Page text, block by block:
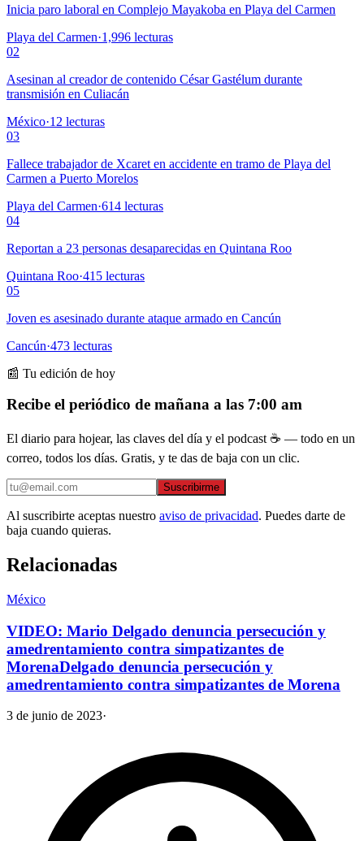
Inicia paro laboral en Complejo Mayakoba en Playa del Carmen
Playa del Carmen·1,996 lecturas
02
Asesinan al creador de contenido César Gastélum durante
transmisión en Culiacán
México·12 lecturas
03
Fallece trabajador de Xcaret en accidente en tramo de Playa del
Carmen a Puerto Morelos
Playa del Carmen·614 lecturas
04
Reportan a 23 personas desaparecidas en Quintana Roo
Quintana Roo·415 lecturas
05
Joven es asesinado durante ataque armado en Cancún
Cancún·473 lecturas
📰 Tu edición de hoy
Recibe el periódico de mañana a las 7:00 am
El diario para hojear, las claves del día y el podcast ☕ — todo en un
correo, todos los días. Gratis, y te das de baja con un clic.
Suscribirme
Al suscribirte aceptas nuestro aviso de privacidad. Puedes darte de
baja cuando quieras.
Relacionadas
México
VIDEO: Mario Delgado denuncia persecución y
amedrentamiento contra simpatizantes de
MorenaDelgado denuncia persecución y
amedrentamiento contra simpatizantes de Morena
3 de junio de 2023·